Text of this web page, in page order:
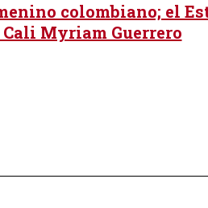
colombiano; el
Myriam Guerrero